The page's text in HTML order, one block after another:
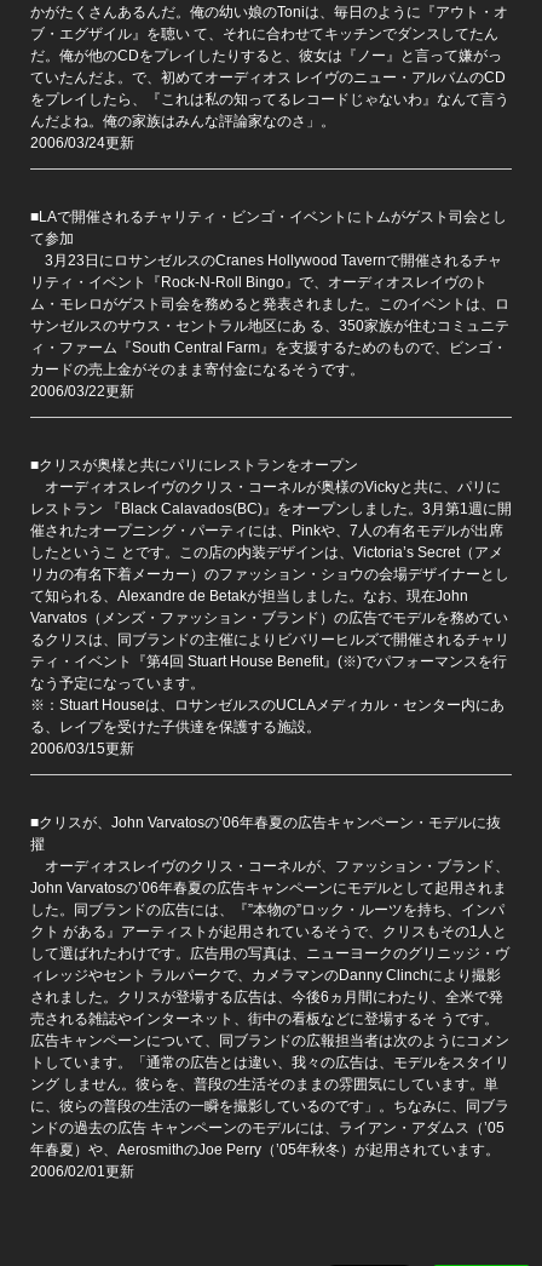
かがたくさんあるんだ。俺の幼い娘のToniは、毎日のように『アウト・オ
ブ・エグザイル』を聴い て、それに合わせてキッチンでダンスしてたん
だ。俺が他のCDをプレイしたりすると、彼女は『ノー』と言って嫌がっ
ていたんだよ。で、初めてオーディオス レイヴのニュー・アルバムのCD
をプレイしたら、『これは私の知ってるレコードじゃないわ』なんて言う
んだよね。俺の家族はみんな評論家なのさ」。
2006/03/24更新
■LAで開催されるチャリティ・ビンゴ・イベントにトムがゲスト司会とし
て参加
3月23日にロサンゼルスのCranes Hollywood Tavernで開催されるチャ
リティ・イベント『Rock-N-Roll Bingo』で、オーディオスレイヴのト
ム・モレロがゲスト司会を務めると発表されました。このイベントは、ロ
サンゼルスのサウス・セントラル地区にあ る、350家族が住むコミュニテ
ィ・ファーム『South Central Farm』を支援するためのもので、ビンゴ・
カードの売上金がそのまま寄付金になるそうです。
2006/03/22更新
■クリスが奥様と共にパリにレストランをオープン
オーディオスレイヴのクリス・コーネルが奥様のVickyと共に、パリに
レストラン 『Black Calavados(BC)』をオープンしました。3月第1週に開
催されたオープニング・パーティには、Pinkや、7人の有名モデルが出席
したというこ とです。この店の内装デザインは、Victoria’s Secret（アメ
リカの有名下着メーカー）のファッション・ショウの会場デザイナーとし
て知られる、Alexandre de Betakが担当しました。なお、現在John
Varvatos（メンズ・ファッション・ブランド）の広告でモデルを務めてい
るクリスは、同ブランドの主催によりビバリーヒルズで開催されるチャリ
ティ・イベント『第4回 Stuart House Benefit』(※)でパフォーマンスを行
なう予定になっています。
※：Stuart Houseは、ロサンゼルスのUCLAメディカル・センター内にあ
る、レイプを受けた子供達を保護する施設。
2006/03/15更新
■クリスが、John Varvatosの’06年春夏の広告キャンペーン・モデルに抜
擢
オーディオスレイヴのクリス・コーネルが、ファッション・ブランド、
John Varvatosの’06年春夏の広告キャンペーンにモデルとして起用されま
した。同ブランドの広告には、『”本物の”ロック・ルーツを持ち、インパ
クト がある』アーティストが起用されているそうで、クリスもその1人と
して選ばれたわけです。広告用の写真は、ニューヨークのグリニッジ・ヴ
ィレッジやセント ラルパークで、カメラマンのDanny Clinchにより撮影
されました。クリスが登場する広告は、今後6ヵ月間にわたり、全米で発
売される雑誌やインターネット、街中の看板などに登場するそ うです。
広告キャンペーンについて、同ブランドの広報担当者は次のようにコメン
トしています。「通常の広告とは違い、我々の広告は、モデルをスタイリ
ング しません。彼らを、普段の生活そのままの雰囲気にしています。単
に、彼らの普段の生活の一瞬を撮影しているのです」。ちなみに、同ブラ
ンドの過去の広告 キャンペーンのモデルには、ライアン・アダムス（’05
年春夏）や、AerosmithのJoe Perry（’05年秋冬）が起用されています。
2006/02/01更新